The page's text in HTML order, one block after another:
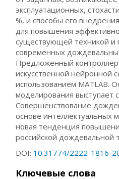
эксплуатационных,
%, и способы его
для повышения
существующей техникой и
современных
Предложенный контроллер
искусственной нейронной
использованием MATLAB.
моделирования выступает
Совершенствование
основе интеллектуальных
новая тенденция
российской дождевальной
DOI: 10.31774/2222-1816-
Ключевые слова